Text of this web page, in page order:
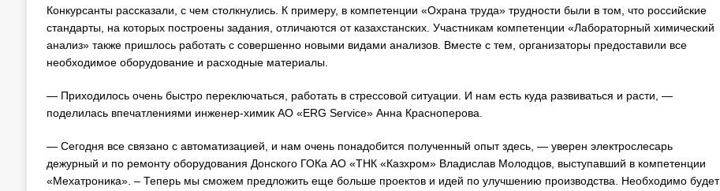
Конкурсанты рассказали, с чем столкнулись. К примеру, в компетенции «Охрана труда» трудности были в том, что российские
стандарты, на которых построены задания, отличаются от казахстанских. Участникам компетенции «Лабораторный химический
анализ» также пришлось работать с совершенно новыми видами анализов. Вместе с тем, организаторы предоставили все
необходимое оборудование и расходные материалы.
— Приходилось очень быстро переключаться, работать в стрессовой ситуации. И нам есть куда развиваться и расти, —
поделилась впечатлениями инженер-химик АО «ERG Service» Анна Красноперова.
— Сегодня все связано с автоматизацией, и нам очень понадобится полученный опыт здесь, — уверен электрослесарь
дежурный и по ремонту оборудования Донского ГОКа АО «ТНК «Казхром» Владислав Молодцов, выступавший в компетенции
«Мехатроника». – Теперь мы сможем предложить еще больше проектов и идей по улучшению производства. Необходимо будет